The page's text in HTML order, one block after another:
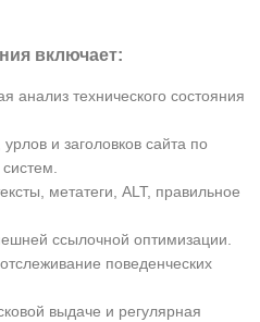
включает:
анализ технического состояния
и заголовков сайта по
метатеги, ALT, правильное
ссылочной оптимизации.
поведенческих
выдаче и регулярная